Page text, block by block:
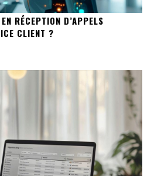
RÉCEPTION D’APPELS
CLIENT ?